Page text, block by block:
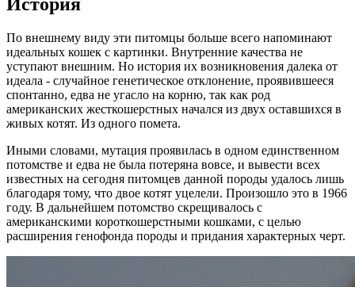
По внешнему виду эти питомцы больше всего напоминают
идеальных кошек с картинки. Внутренние качества не
уступают внешним. Но история их возникновения далека от
идеала - случайное генетическое отклонение, проявившееся
спонтанно, едва не угасло на корню, так как род
американских жесткошерстных начался из двух оставшихся в
живых котят. Из одного помета.
Иными словами, мутация проявилась в одном единственном
потомстве и едва не была потеряна вовсе, и вывести всех
известных на сегодня питомцев данной породы удалось лишь
благодаря тому, что двое котят уцелели. Произошло это в 1966
году. В дальнейшем потомство скрещивалось с
американскими короткошерстными кошками, с целью
расширения генофонда породы и придания характерных черт.